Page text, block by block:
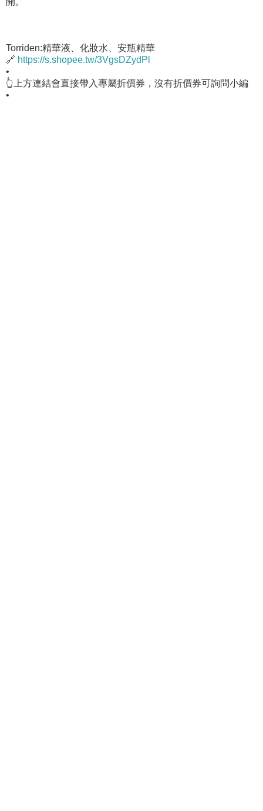
Torriden:精華液、化妝水、安瓶精華
🔗 https://s.shopee.tw/3VgsDZydPl
•
👆上方連結會直接帶入專屬折價券，沒有折價券可詢問小編
•